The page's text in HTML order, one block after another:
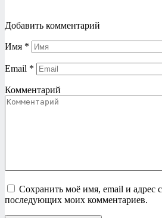
Добавить комментарий
Имя *
Email *
Комментарий
Сохранить моё имя, email и адрес
последующих моих комментариев.